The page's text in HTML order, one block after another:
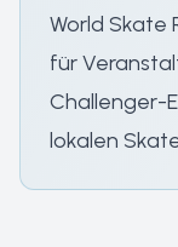
World Skate
für
Challenger-
lokalen